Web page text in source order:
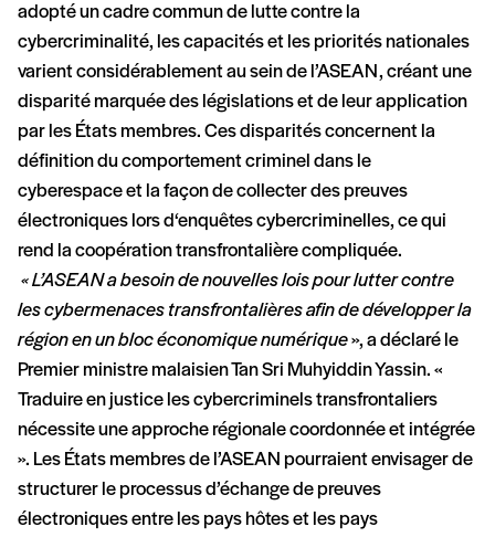
adopté un cadre commun de lutte contre la
cybercriminalité, les capacités et les priorités nationales
varient considérablement au sein de l’ASEAN, créant une
disparité marquée des législations et de leur application
par les États membres. Ces disparités concernent la
définition du comportement criminel dans le
cyberespace et la façon de collecter des preuves
électroniques lors d‘enquêtes cybercriminelles, ce qui
rend la coopération transfrontalière compliquée.
« L’ASEAN a besoin de nouvelles lois pour lutter contre
les cybermenaces transfrontalières afin de développer la
région en un bloc économique numérique», a déclaré le
Premier ministre malaisien Tan Sri Muhyiddin Yassin. «
Traduire en justice les cybercriminels transfrontaliers
nécessite une approche régionale coordonnée et intégrée
». Les États membres de l’ASEAN pourraient envisager de
structurer le processus d’échange de preuves
électroniques entre les pays hôtes et les pays